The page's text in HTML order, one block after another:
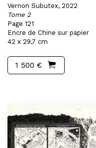
Vernon Subutex, 2022
Tome 2
Page 121
Encre de Chine sur papier
42 x 29,7 cm
1 500 €